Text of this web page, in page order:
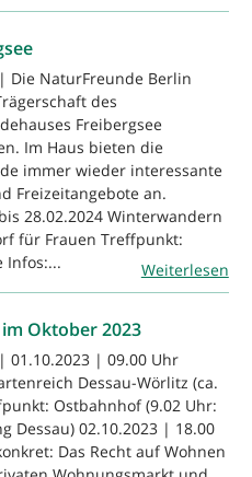
Die NaturFreunde Berlin
des
Freibergsee
Im Haus bieten die
immer wieder interessante
Freizeitangebote an.
28.02.2024 Winterwandern
für Frauen Treffpunkt:
Infos:...
Weiterlesen
Oktober 2023
01.10.2023 | 09.00 Uhr
Dessau-Wörlitz (ca.
Ostbahnhof (9.02 Uhr:
Dessau) 02.10.2023 | 18.00
Das Recht auf Wohnen